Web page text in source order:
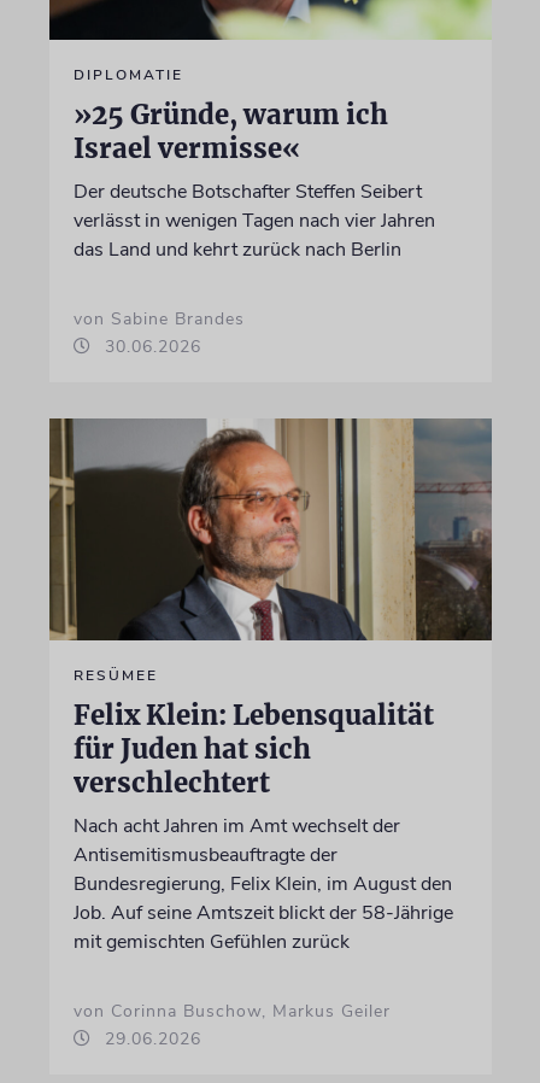
DIPLOMATIE
»25 Gründe, warum ich
Israel vermisse«
Der deutsche Botschafter Steffen Seibert
verlässt in wenigen Tagen nach vier Jahren
das Land und kehrt zurück nach Berlin
von Sabine Brandes
30.06.2026
RESÜMEE
Felix Klein: Lebensqualität
für Juden hat sich
verschlechtert
Nach acht Jahren im Amt wechselt der
Antisemitismusbeauftragte der
Bundesregierung, Felix Klein, im August den
Job. Auf seine Amtszeit blickt der 58-Jährige
mit gemischten Gefühlen zurück
von Corinna Buschow, Markus Geiler
29.06.2026